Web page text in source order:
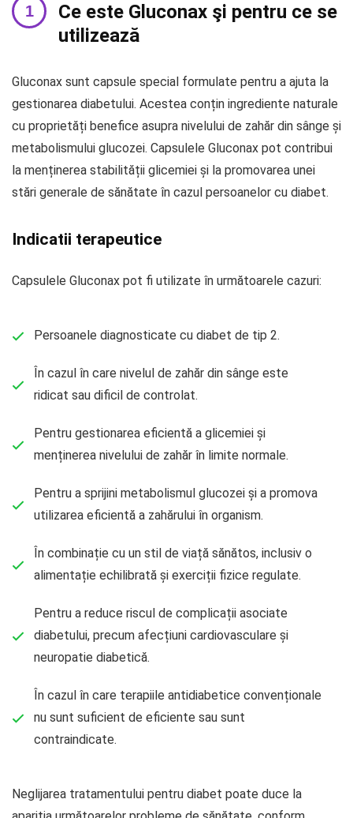
Ce este Gluconax şi pentru ce se
utilizează
Gluconax sunt capsule special formulate pentru a ajuta la
gestionarea diabetului. Acestea conțin ingrediente naturale
cu proprietăți benefice asupra nivelului de zahăr din sânge și
metabolismului glucozei. Capsulele Gluconax pot contribui
la menținerea stabilității glicemiei și la promovarea unei
stări generale de sănătate în cazul persoanelor cu diabet.
Indicatii terapeutice
Capsulele Gluconax pot fi utilizate în următoarele cazuri:
Persoanele diagnosticate cu diabet de tip 2.
În cazul în care nivelul de zahăr din sânge este
ridicat sau dificil de controlat.
Pentru gestionarea eficientă a glicemiei și
menținerea nivelului de zahăr în limite normale.
Pentru a sprijini metabolismul glucozei și a promova
utilizarea eficientă a zahărului în organism.
În combinație cu un stil de viață sănătos, inclusiv o
alimentație echilibrată și exerciții fizice regulate.
Pentru a reduce riscul de complicații asociate
diabetului, precum afecțiuni cardiovasculare și
neuropatie diabetică.
În cazul în care terapiile antidiabetice convenționale
nu sunt suficient de eficiente sau sunt
contraindicate.
Neglijarea tratamentului pentru diabet poate duce la